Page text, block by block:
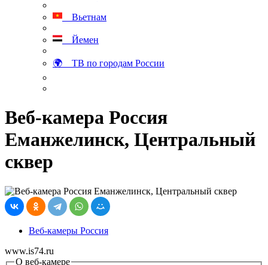
Вьетнам
Йемен
🌍 ТВ по городам России
Веб-камера Россия
Еманжелинск, Центральный
сквер
Веб-камеры Россия
www.is74.ru
О веб-камере